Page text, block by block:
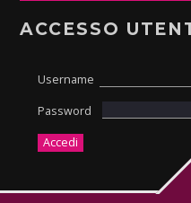
ACCESSO
Username
Password